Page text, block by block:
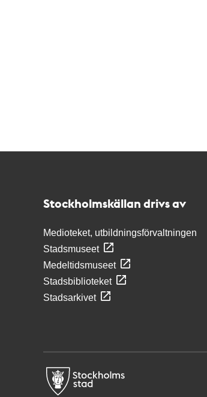
Stockholmskällan drivs av
Medioteket, utbildningsförvaltningen
Stadsmuseet
Medeltidsmuseet
Stadsbiblioteket
Stadsarkivet